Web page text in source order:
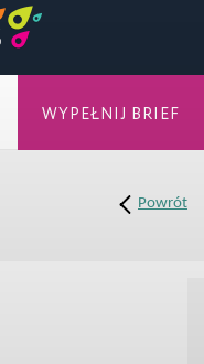
Powrót
WYPEŁNIJ BRIEF